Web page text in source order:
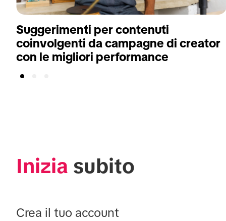
Suggerimenti per contenuti
coinvolgenti da campagne di creator
con le migliori performance
Inizia subito
Crea il tuo account